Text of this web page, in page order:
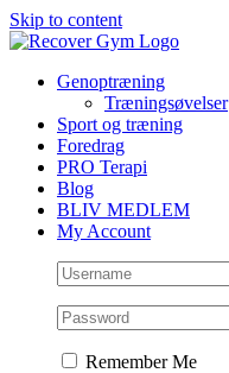
Skip to content
Genoptræning
Træningsøvelser
Sport og træning
Foredrag
PRO Terapi
Blog
BLIV MEDLEM
My Account
Remember Me